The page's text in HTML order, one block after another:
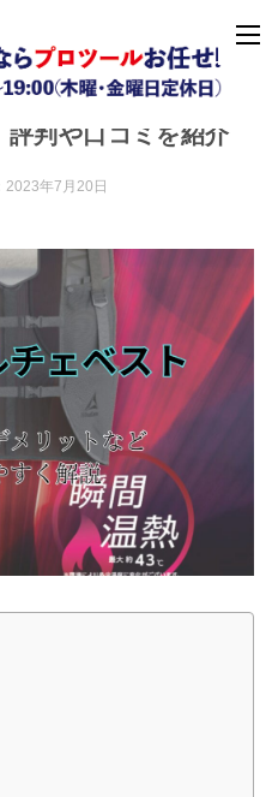
ペルチェベスト】効
評判や口コミを紹介
2023年7月20日